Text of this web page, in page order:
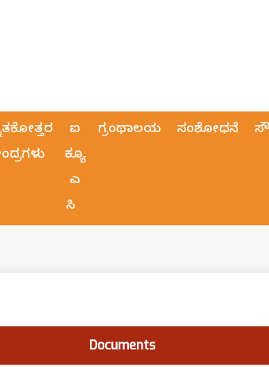
ಐ
ಕ್ಯೂ
ಎ
ಸಿ
ಗ್ರಂಥಾಲಯ ಸಂಶೋಧನೆ
Documents